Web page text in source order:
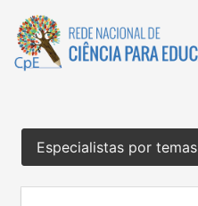
Especialistas por temas